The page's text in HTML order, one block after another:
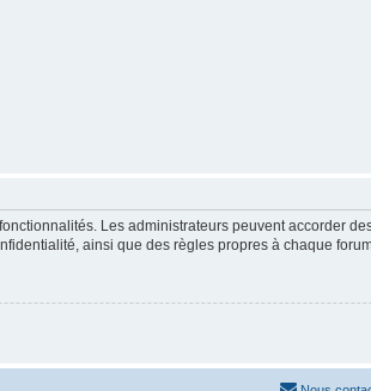
Les administrateurs peuvent accorder
ainsi que des règles propres à chaque